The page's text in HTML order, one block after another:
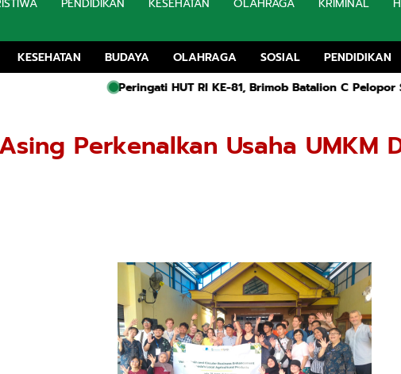
KESEHATAN BUDAYA OLAHRAGA SOSIAL PENDIDIKAN
Peringati HUT RI KE-81, Brimob Batalion C Pelopor Sultra Salurkan
Perkenalkan Usaha UMKM